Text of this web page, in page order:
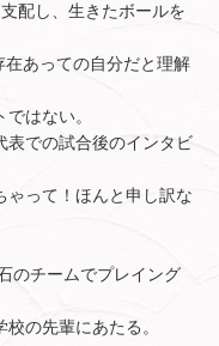
配し、生きたボールを
あっての自分だと理解
はない。
表での試合後のインタビ
ゃって！ほんと申し訳な
のチームでプレイング
の先輩にあたる。